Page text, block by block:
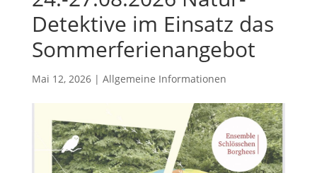
Detektive im Einsatz das
Sommerferienangebot
Mai 12, 2026| Allgemeine Informationen